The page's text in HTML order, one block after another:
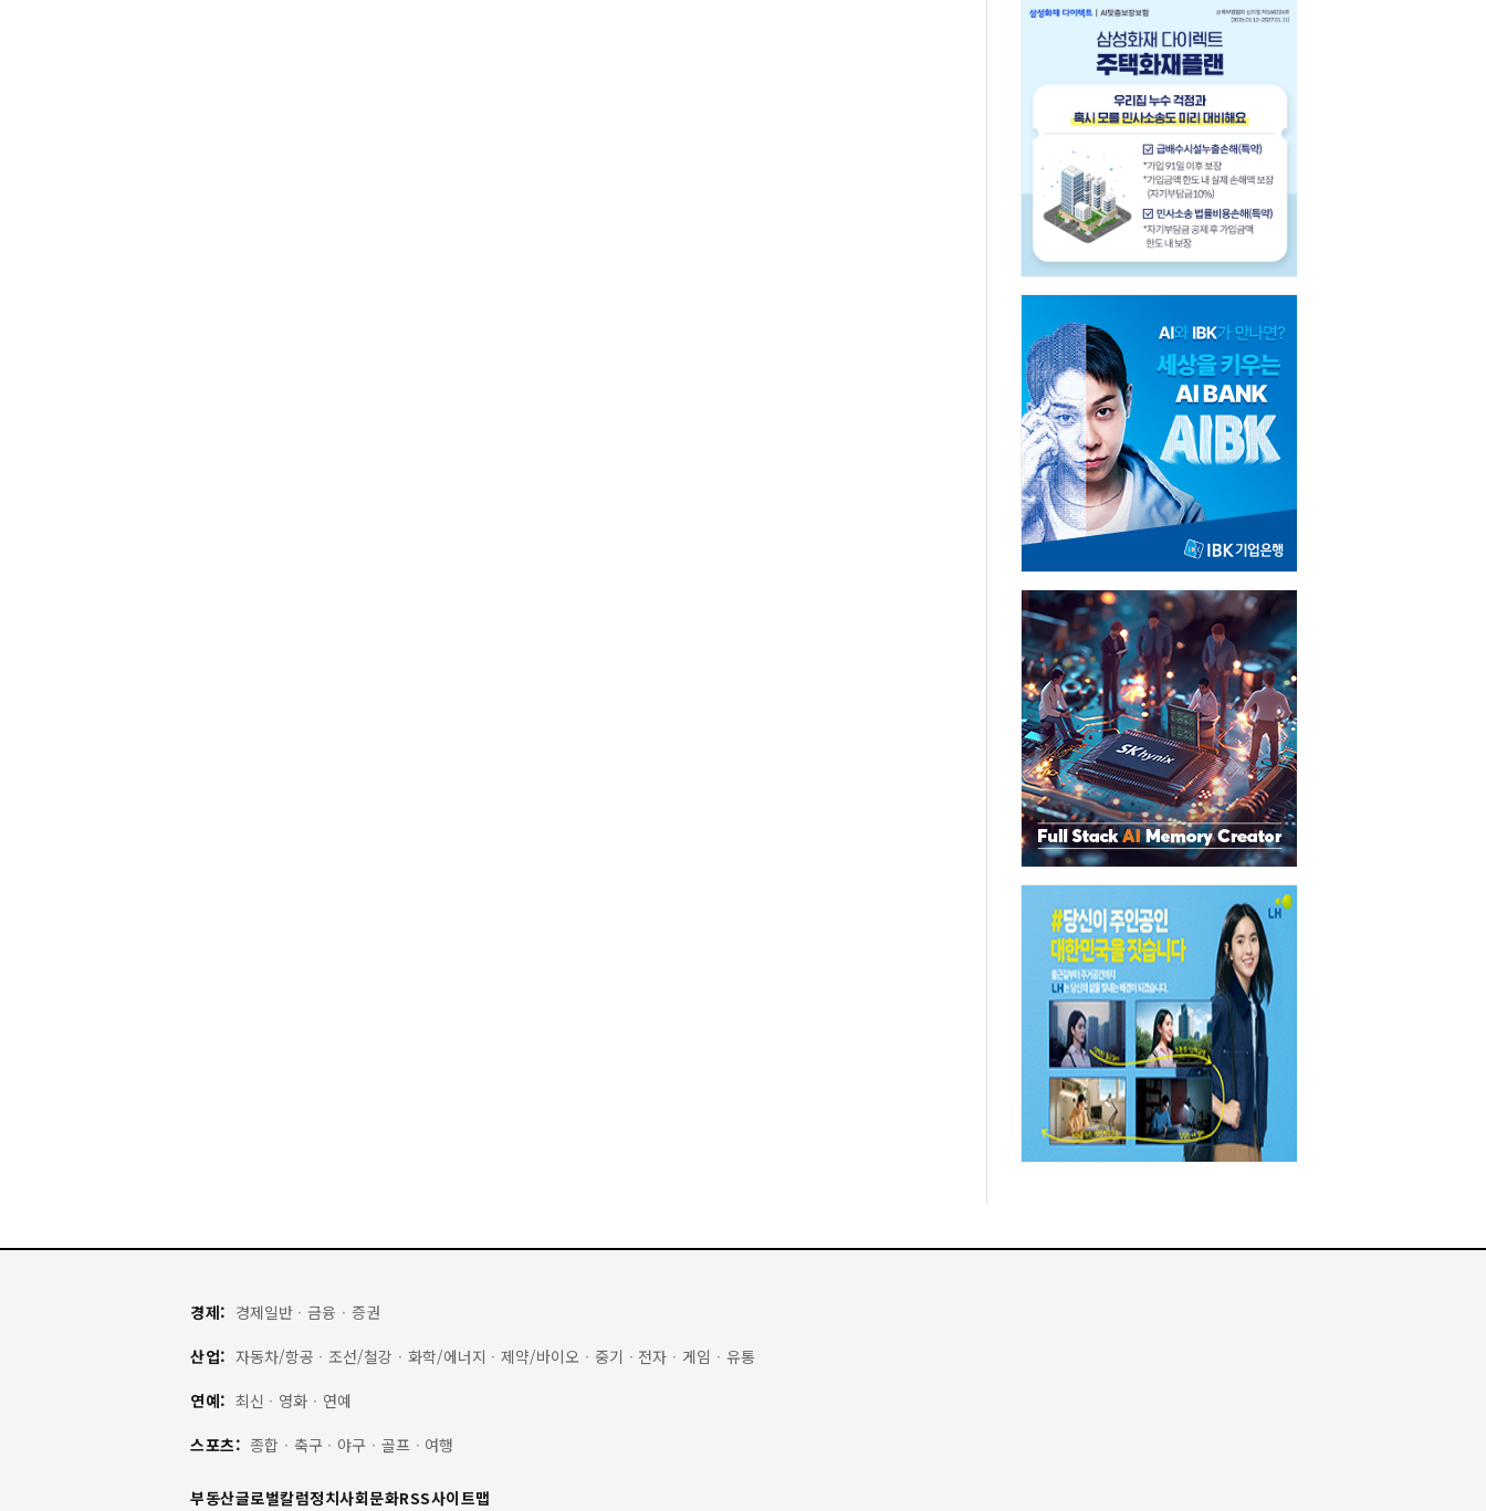
경제: 경제일반 · 금융 · 증권
산업: 자동차/항공 · 조선/철강 · 화학/에너지 · 제약/바이오 · 중기 · 전자 · 게임 · 유통
연예: 최신 · 영화 · 연예
스포츠: 종합 · 축구 · 야구 · 골프 · 여행
부동산글로벌칼럼정치사회문화RSS사이트맵